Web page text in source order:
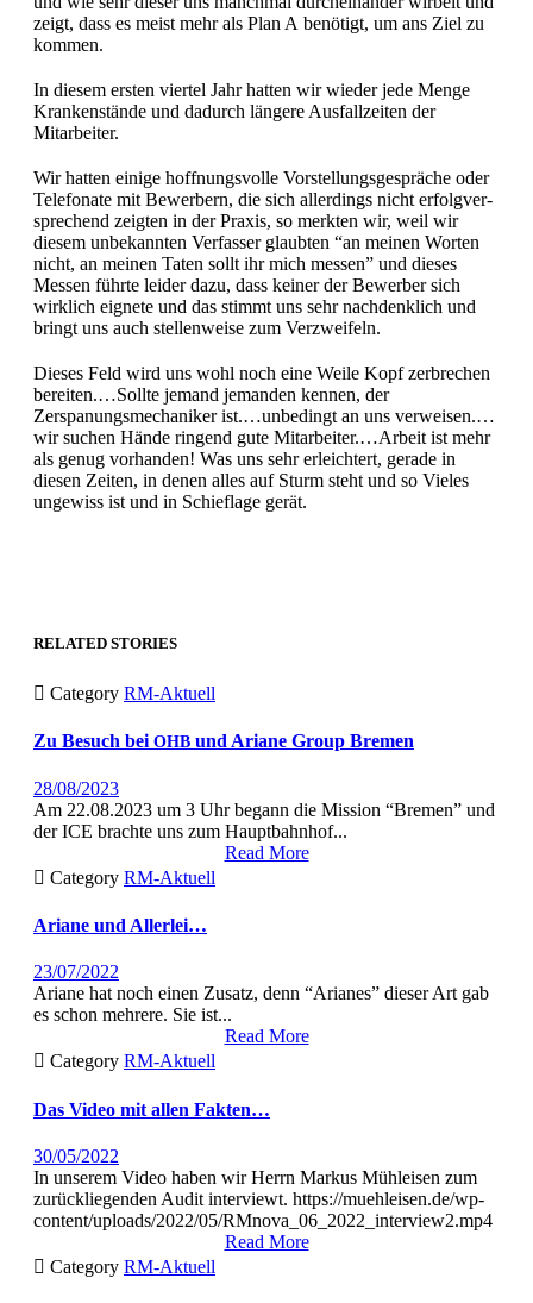
zeigt, dass es meist mehr als Plan A benötigt, um ans Ziel zu
kommen.
In diesem ersten vier­tel Jahr hat­ten wir wieder jede Menge
Kranken­stände und dadurch län­gere Aus­fal­lzeit­en der
Mitarbeiter.
Wir hat­ten einige hoff­nungsvolle Vorstel­lungs­ge­spräche oder
Tele­fonate mit Bewer­bern, die sich allerd­ings nicht erfol­gver­
sprechend zeigten in der Prax­is, so merk­ten wir, weil wir
diesem unbekan­nten Ver­fass­er glaubten “an meinen Worten
nicht, an meinen Tat­en sollt ihr mich messen” und dieses
Messen führte lei­der dazu, dass kein­er der Bewer­ber sich
wirk­lich eignete und das stimmt uns sehr nach­den­klich und
bringt uns auch stel­len­weise zum Verzweifeln.
Dieses Feld wird uns wohl noch eine Weile Kopf zer­brechen
bereiten.…Sollte jemand jeman­den ken­nen, der
Zerspanungsmechaniker ist.…unbedingt an uns verweisen.…
wir suchen Hände rin­gend gute Mitarbeiter.…Arbeit ist mehr
als genug vorhan­den! Was uns sehr erle­ichtert, ger­ade in
diesen Zeit­en, in denen alles auf Sturm ste­ht und so Vieles
ungewiss ist und in Schieflage gerät.
RELATED STORIES
 Category RM-Aktuell
Zu Besuch beiOHB und Ariane Group Bremen
28/08/2023
Am 22.08.2023 um 3 Uhr begann die Mis­sion “Bre­men” und
der ICE brachte uns zum Haupt­bahn­hof...
Read More
 Category RM-Aktuell
Ariane und Allerlei…
23/07/2022
Ari­ane hat noch einen Zusatz, denn “Ari­anes” dieser Art gab
es schon mehrere. Sie ist...
Read More
 Category RM-Aktuell
Das Video mit allen Fakten…
30/05/2022
In unserem Video haben wir Her­rn Markus Müh­leisen zum
zurück­liegen­den Audit interviewt. https://muehleisen.de/wp-
content/uploads/2022/05/RMnova_06_2022_interview2.mp4
Read More
 Category RM-Aktuell